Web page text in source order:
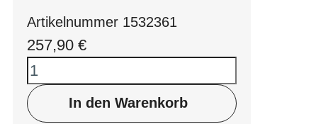
Artikelnummer 1532361
257,90 €
In den Warenkorb